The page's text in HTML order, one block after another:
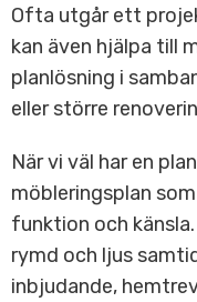
Ofta utgår ett
kan även hjälpa till
planlösning i
eller större
När vi väl har en
möbleringsplan
funktion och
rymd och ljus
inbjudande,